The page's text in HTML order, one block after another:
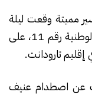
مميتة وقعت ليلة
الخميس 28 غشت 2025 على الطريق الوطنية رقم 11، على
تارودانت.
عن اصطدام عنيف